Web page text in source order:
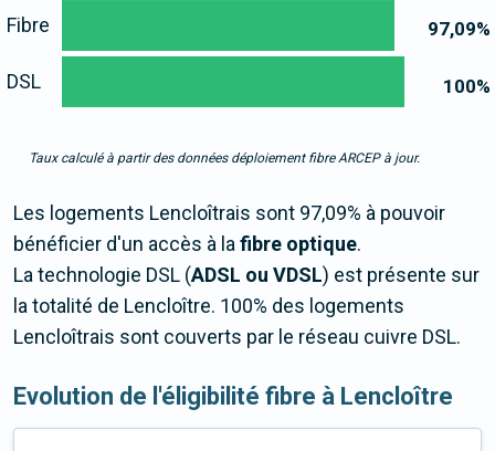
97,09%
100%
Fibre
DSL
Taux calculé à partir des données déploiement fibre ARCEP à jour.
Les logements Lencloîtrais sont 97,09% à pouvoir
bénéficier d'un accès à lafibre optique.
La technologie DSL (ADSL ou VDSL) est présente sur
la totalité de Lencloître. 100% des logements
Lencloîtrais sont couverts par le réseau cuivre DSL.
Evolution de l'éligibilité fibre à Lencloître